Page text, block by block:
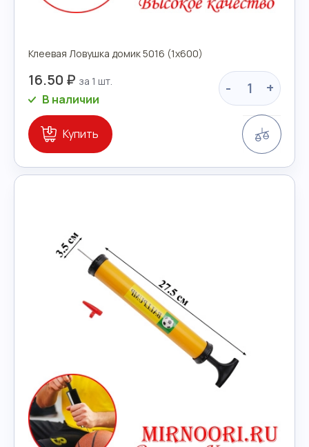
Клеевая Ловушка домик 5016 (1х600)
16.50 ₽ - +
В наличии
Купить